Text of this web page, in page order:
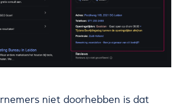
niet doorhebben is dat